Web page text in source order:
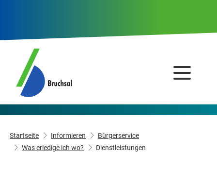
Startseite Informieren
Bürgerservice
Was erledige ich wo?
Dienstleistungen